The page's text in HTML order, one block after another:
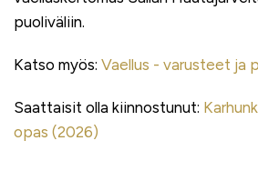
puoliväliin.
Katso myös: Vaellus - varusteet ja
Saattaisit olla kiinnostunut:
opas (2026)